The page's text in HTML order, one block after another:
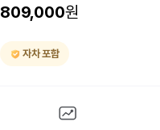
809,000원
자차 포함